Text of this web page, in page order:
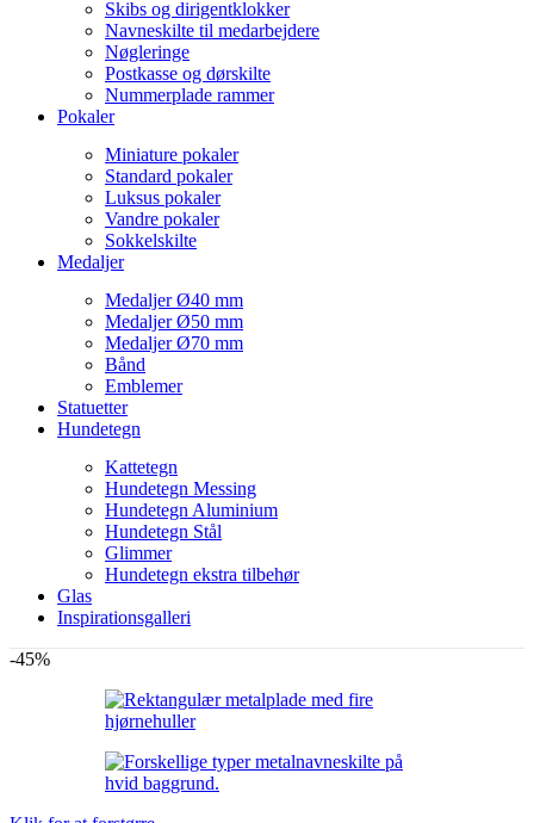
Skibs og dirigentklokker
Navneskilte til medarbejdere
Nøgleringe
Postkasse og dørskilte
Nummerplade rammer
Pokaler
Miniature pokaler
Standard pokaler
Luksus pokaler
Vandre pokaler
Sokkelskilte
Medaljer
Medaljer Ø40 mm
Medaljer Ø50 mm
Medaljer Ø70 mm
Bånd
Emblemer
Statuetter
Hundetegn
Kattetegn
Hundetegn Messing
Hundetegn Aluminium
Hundetegn Stål
Glimmer
Hundetegn ekstra tilbehør
Glas
Inspirationsgalleri
-45%